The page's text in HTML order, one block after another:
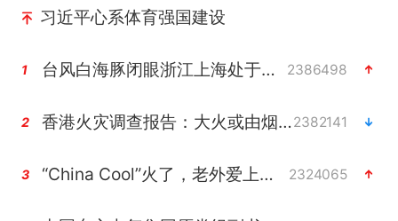
习近平心系体育强国建设
1 台风白海豚闭眼浙江上海处于危险半圆 2386498
2 香港火灾调查报告：大火或由烟头引起2382141
3 “China Cool”火了，老外爱上中国避暑游 2324065